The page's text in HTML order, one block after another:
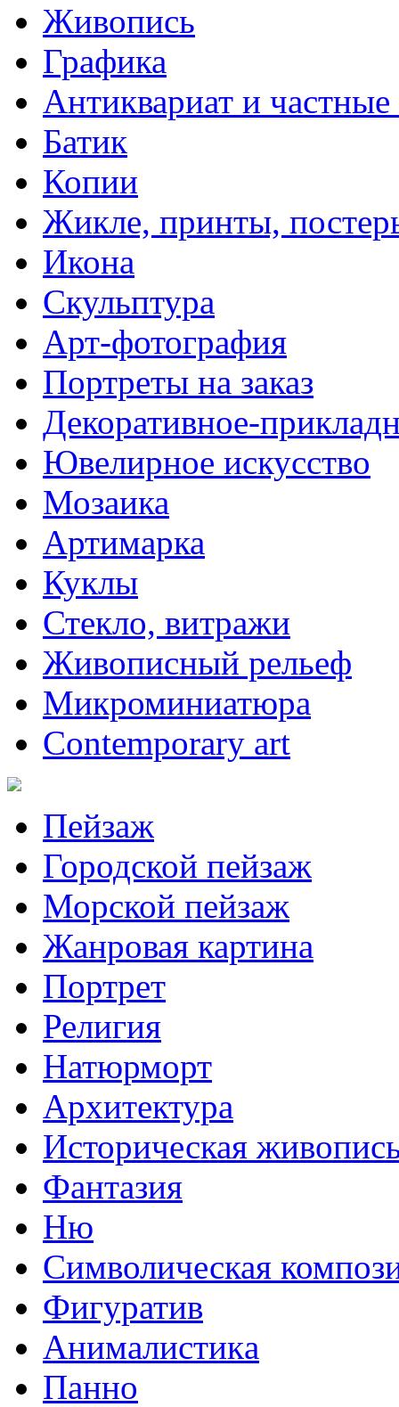
Живопись
Графика
Антиквариат и
Батик
Копии
Жикле, принты,
Икона
Скульптура
Арт-фотография
Портреты на заказ
Декоративное-
Ювелирное искусство
Мозаика
Артимарка
Куклы
Стекло, витражи
Живописный рельеф
Микроминиатюра
Contemporary art
Пейзаж
Городской пейзаж
Морской пейзаж
Жанровая картина
Портрет
Религия
Натюрморт
Архитектура
Историческая
Фантазия
Ню
Символическая
Фигуратив
Анималистикa
Панно